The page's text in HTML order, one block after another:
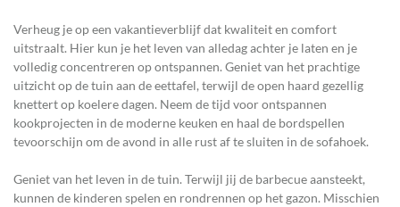
Verheug je op een vakantieverblijf dat kwaliteit en comfort
uitstraalt. Hier kun je het leven van alledag achter je laten en je
volledig concentreren op ontspannen. Geniet van het prachtige
uitzicht op de tuin aan de eettafel, terwijl de open haard gezellig
knettert op koelere dagen. Neem de tijd voor ontspannen
kookprojecten in de moderne keuken en haal de bordspellen
tevoorschijn om de avond in alle rust af te sluiten in de sofahoek.
Geniet van het leven in de tuin. Terwijl jij de barbecue aansteekt,
kunnen de kinderen spelen en rondrennen op het gazon. Misschien